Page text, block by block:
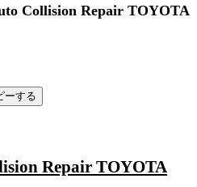
Collision Repair TOYOTA
ーする
Repair TOYOTA